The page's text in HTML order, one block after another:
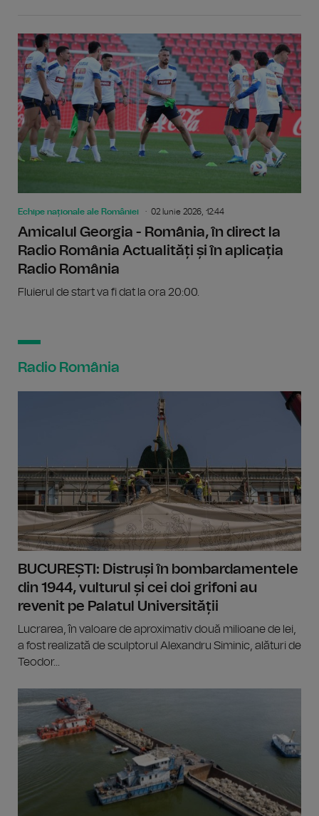
Echipe naționale ale României 02 Iunie 2026, 12:44
Amicalul Georgia - România, în direct la
Radio România Actualități și în aplicația
Radio România
Fluierul de start va fi dat la ora 20:00.
Radio România
BUCUREȘTI: Distruși în bombardamentele
din 1944, vulturul și cei doi grifoni au
revenit pe Palatul Universității
Lucrarea, în valoare de aproximativ două milioane de lei,
a fost realizată de sculptorul Alexandru Siminic, alături de
Teodor...